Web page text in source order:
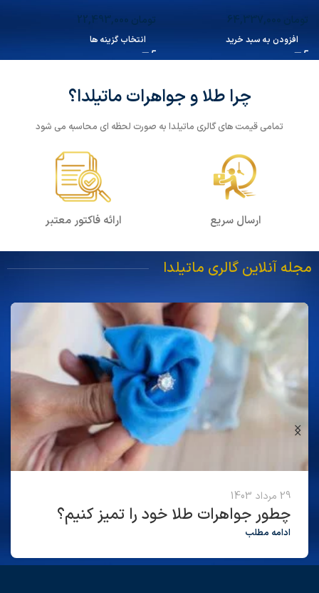
تومان
افزودن به سبد خرید
تومان
انتخاب گزینه ها
چرا طلا و جواهرات ماتیلدا؟
تمامی قیمت های گالری ماتیلدا به صورت لحظه ای محاسبه می شود
ارسال سریع ارائه فاکتور معتبر
مجله آنلاین گالری ماتیلدا
29 مرداد 1403
چطور جواهرات طلا خود را تمیز کنیم؟
ادامه مطلب